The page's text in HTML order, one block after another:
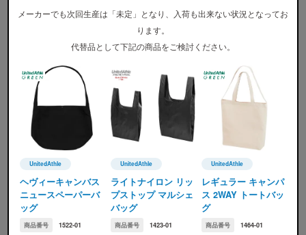
002 ブラック 010 ライトグレー 019 ナチュラル 084 コバルトブルー
086 ネイビー 101 OD 169 フレンチレッド
190 カナリアイエロ
画像ですので実際の色味とは若干の誤差が生じます。ご了承ください。
メーカーでも次回生産は「未定」となり、入荷も出来ない状況となってお
ります。
代替品として下記の商品をご検討ください。
UnitedAthle
UnitedAthle(ユナイテッドアスレ)
ヘヴィーキャンバス
ニュースペーパーバ
ッグ
商品番号 1522-01
UnitedAthle
UnitedAthle(ユナイテッドアスレ)
ライトナイロン リッ
プストップ マルシェ
バッグ
商品番号 1423-01
UnitedAthle
UnitedAthle(ユナイテッ
レギュラー キャンパ
ス 2WAY トートバッ
グ
商品番号 1464-01